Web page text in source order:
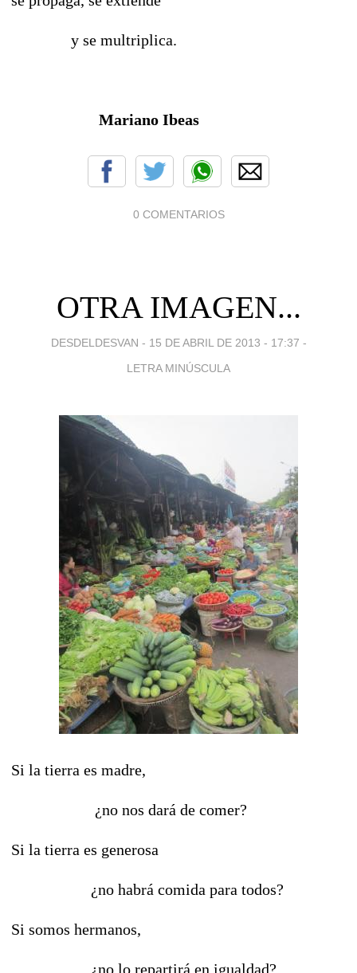
y se multriplica.
Mariano Ibeas
0 COMENTARIOS
OTRA IMAGEN...
DESDELDESVAN - 15 DE ABRIL DE 2013 - 17:37 -
LETRA MINÚSCULA
Si la tierra es madre,
¿no nos dará de comer?
Si la tierra es generosa
¿no habrá comida para todos?
Si somos hermanos,
¿no lo repartirá en igualdad?